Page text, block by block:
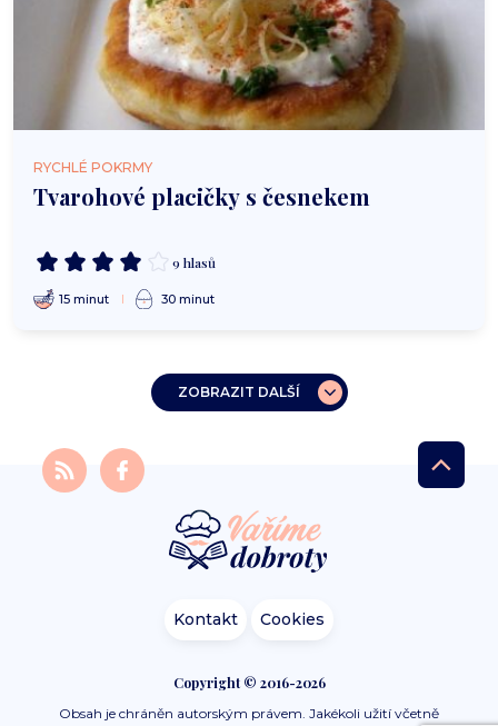
RYCHLÉ POKRMY
Tvarohové placičky s česnekem
9 hlasů
15 minut 30 minut
ZOBRAZIT DALŠÍ
Kontakt Cookies
Copyright © 2016-2026
Obsah je chráněn autorským právem. Jakékoli užití včetně